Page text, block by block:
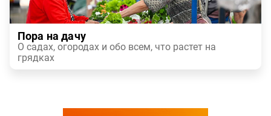
Пора на дачу
О садах, огородах и обо всем, что растет на
грядках